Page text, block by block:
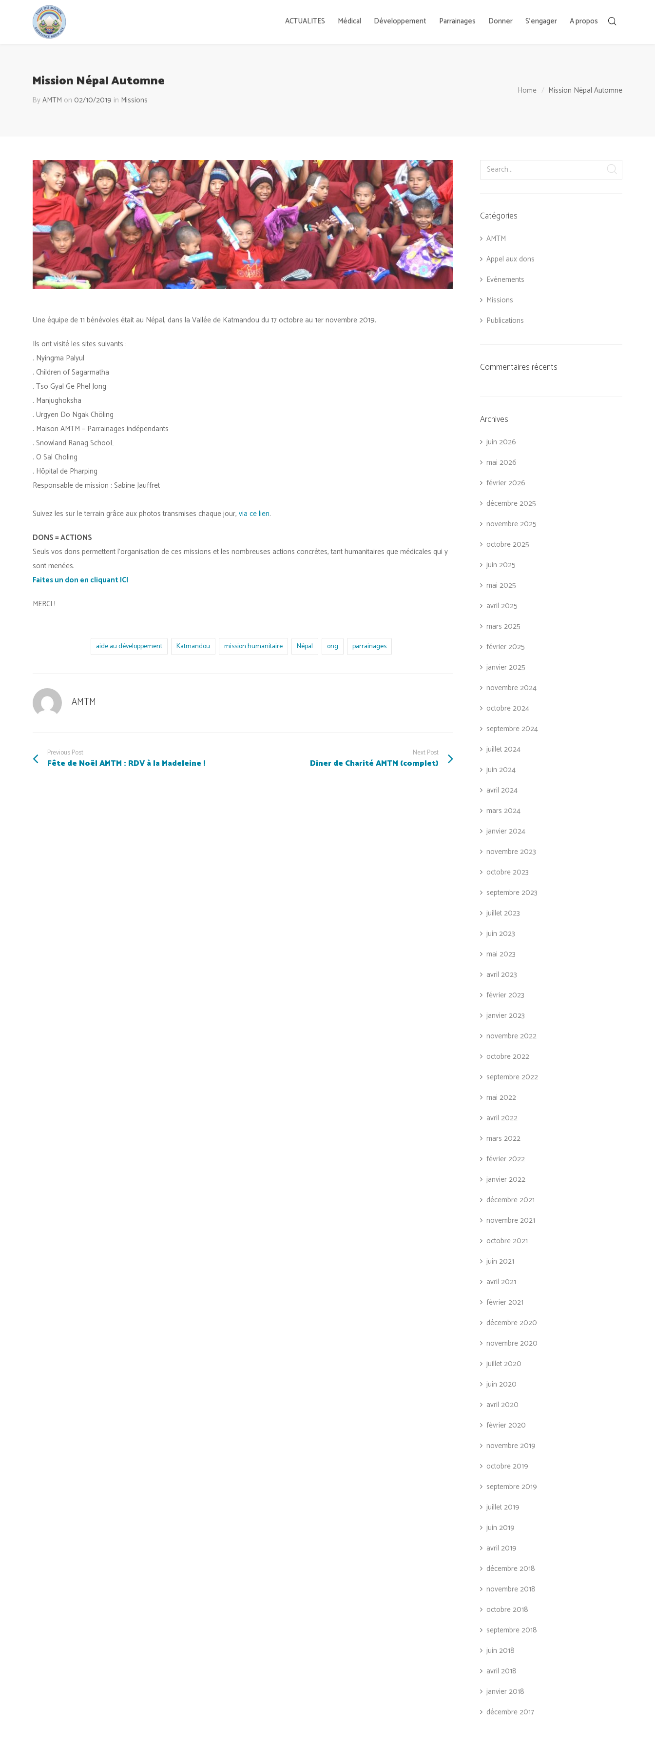
ACTUALITES Médical Développement Parrainages Donner S’engager A propos
Mission Népal Automne
ByAMTM on 02/10/2019 in Missions
Home Mission Népal Automne
Une équipe de 11 bénévoles était au Népal, dans la Vallée de Katmandou du 17 octobre au 1er novembre 2019.
Ils ont visité les sites suivants :
. Nyingma Palyul
. Children of Sagarmatha
. Tso Gyal Ge Phel Jong
. Manjughoksha
. Urgyen Do Ngak Chöling
. Maison AMTM – Parrainages indépendants
. Snowland Ranag SchooL
. O Sal Choling
. Hôpital de Pharping
Responsable de mission : Sabine Jauffret
Suivez les sur le terrain grâce aux photos transmises chaque jour, via ce lien.
DONS = ACTIONS
Seuls vos dons permettent l’organisation de ces missions et les nombreuses actions concrètes, tant humanitaires que médicales qui y
sont menées.
Faites un don en cliquant ICI
MERCI !
aide au développement Katmandou mission humanitaire Népal ong parrainages
AMTM
Previous Post
Fête de Noël AMTM : RDV à la Madeleine !
Next Post
Diner de Charité AMTM (complet)
Catégories
AMTM
Appel aux dons
Evénements
Missions
Publications
Commentaires récents
Archives
juin 2026
mai 2026
février 2026
décembre 2025
novembre 2025
octobre 2025
juin 2025
mai 2025
avril 2025
mars 2025
février 2025
janvier 2025
novembre 2024
octobre 2024
septembre 2024
juillet 2024
juin 2024
avril 2024
mars 2024
janvier 2024
novembre 2023
octobre 2023
septembre 2023
juillet 2023
juin 2023
mai 2023
avril 2023
février 2023
janvier 2023
novembre 2022
octobre 2022
septembre 2022
mai 2022
avril 2022
mars 2022
février 2022
janvier 2022
décembre 2021
novembre 2021
octobre 2021
juin 2021
avril 2021
février 2021
décembre 2020
novembre 2020
juillet 2020
juin 2020
avril 2020
février 2020
novembre 2019
octobre 2019
septembre 2019
juillet 2019
juin 2019
avril 2019
décembre 2018
novembre 2018
octobre 2018
septembre 2018
juin 2018
avril 2018
janvier 2018
décembre 2017